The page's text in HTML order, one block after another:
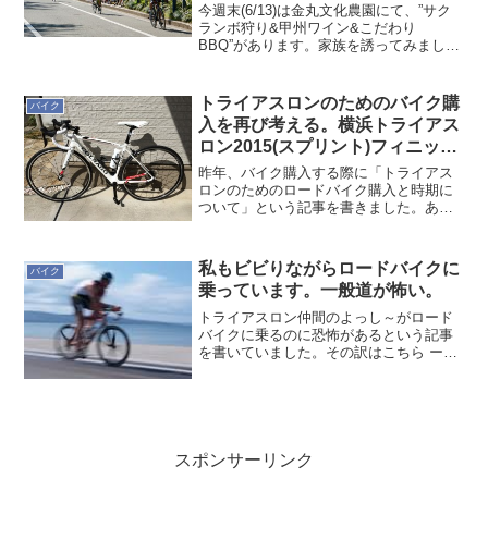
今週末(6/13)は金丸文化農園にて、”サク
ランボ狩り&甲州ワイン&こだわり
BBQ”があります。家族を誘ってみました
ロードバイク練習をしようかと思ってい
ます。良い練習コ...
バイク
トライアスロンのためのバイク購
入を再び考える。横浜トライアス
ロン2015(スプリント)フィニッシ
ュ記念。
昨年、バイク購入する際に「トライアス
ロンのためのロードバイク購入と時期に
ついて」という記事を書きました。あれ
めてバイク購入について考えてみようと
思います。オリンピ...
バイク
私もビビりながらロードバイクに
乗っています。一般道が怖い。
トライアスロン仲間のよっし～がロード
バイクに乗るのに恐怖があるという記事
を書いていました。その訳はこちら ー
スポンサーリンク